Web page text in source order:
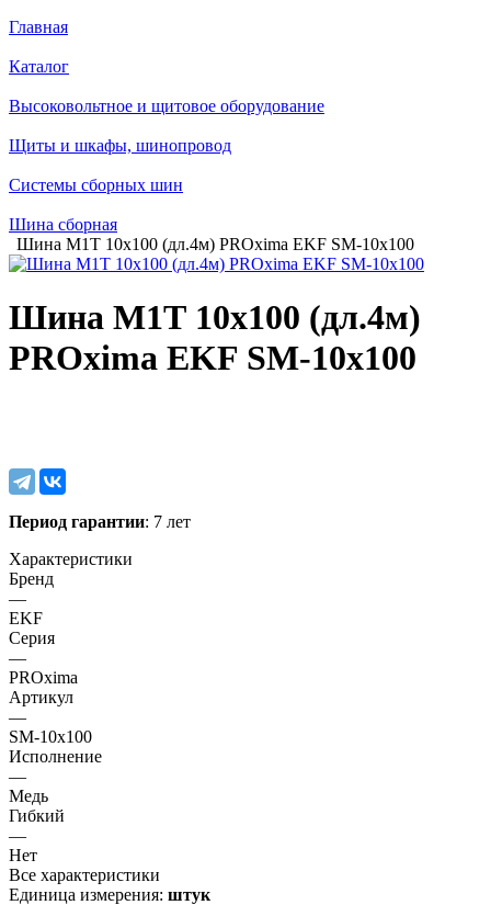
Главная
Каталог
Высоковольтное и щитовое оборудование
Щиты и шкафы, шинопровод
Системы сборных шин
Шина сборная
Шина М1Т 10х100 (дл.4м) PROxima EKF SM-10x100
Шина М1Т 10х100 (дл.4м)
PROxima EKF SM-10x100
Период гарантии: 7 лет
Характеристики
Бренд
—
EKF
Серия
—
PROxima
Артикул
—
SM-10x100
Исполнение
—
Медь
Гибкий
—
Нет
Все характеристики
Единица измерения: штук